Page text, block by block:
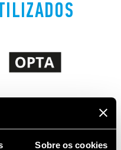
Sobre os cookies